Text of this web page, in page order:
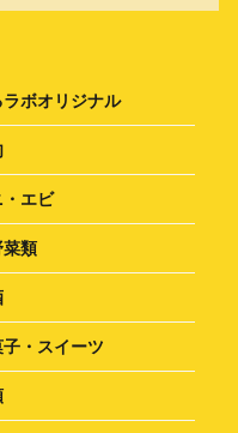
ラボオリジナル
・エビ
菜類
子・スイーツ